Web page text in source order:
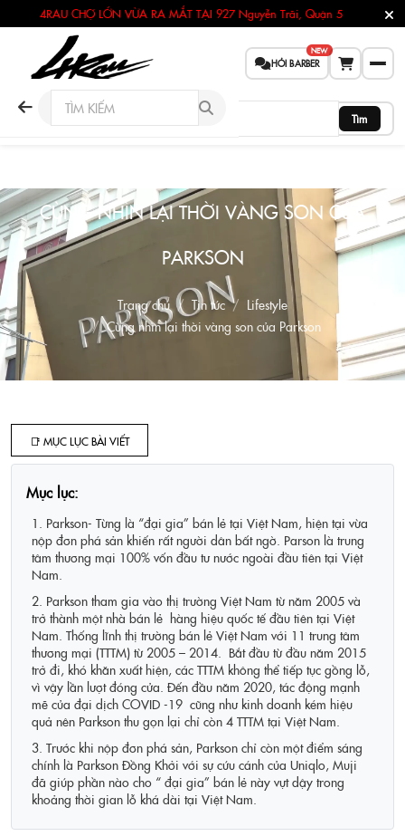
4RAU CHỢ LỚN VỪA RA MẮT TẠI 927 Nguyễn Trãi, Quận 5
HỎI BARBER
NEW
Tìm
CÙNG NHÌN LẠI THỜI VÀNG SON CỦA
PARKSON
Trang chủ Tin tức
Lifestyle
Cùng nhìn lại thời vàng son của Parkson
📑 MỤC LỤC BÀI VIẾT
Mục lục:
1. Parkson- Từng là “đại gia” bán lẻ tại Việt Nam, hiện tại vừa
nộp đơn phá sản khiến rất người dân bất ngờ. Parson là trung
tâm thương mại 100% vốn đầu tư nước ngoài đầu tiên tại Việt
Nam.
2. Parkson tham gia vào thị trường Việt Nam từ năm 2005 và
trở thành một nhà bán lẻ hàng hiệu quốc tế đầu tiên tại Việt
Nam. Thống lĩnh thị trường bán lẻ Việt Nam với 11 trung tâm
thương mại (TTTM) từ 2005 – 2014. Bắt đầu từ đầu năm 2015
trở đi, khó khăn xuất hiện, các TTTM không thể tiếp tục gồng lỗ,
vì vậy lần lượt đóng cửa. Đến đầu năm 2020, tác động mạnh
mẽ của đại dịch COVID -19 cũng như kinh doanh kém hiệu
quả nên Parkson thu gọn lại chỉ còn 4 TTTM tại Việt Nam.
3. Trước khi nộp đơn phá sản, Parkson chỉ còn một điểm sáng
chính là Parkson Đồng Khởi với sự cứu cánh của Uniqlo, Muji
đã giúp phần nào cho “ đại gia” bán lẻ này vựt dậy trong
khoảng thời gian lỗ khá dài tại Việt Nam.